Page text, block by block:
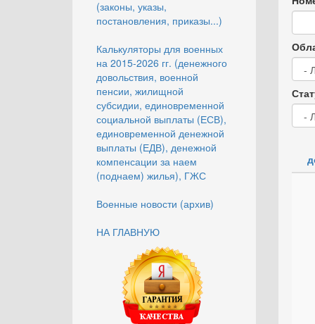
(законы, указы,
постановления, приказы...)
Калькуляторы для военных
на 2015-2026 гг. (денежного
довольствия, военной
пенсии, жилищной
субсидии, единовременной
социальной выплаты (ЕСВ),
единовременной денежной
выплаты (ЕДВ), денежной
компенсации за наем
(поднаем) жилья), ГЖС
Военные новости (архив)
НА ГЛАВНУЮ